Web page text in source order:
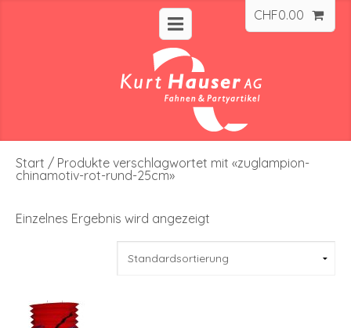
CHF0.00
Start / Produkte verschlagwortet mit «zuglampion-
chinamotiv-rot-rund-25cm»
Einzelnes Ergebnis wird angezeigt